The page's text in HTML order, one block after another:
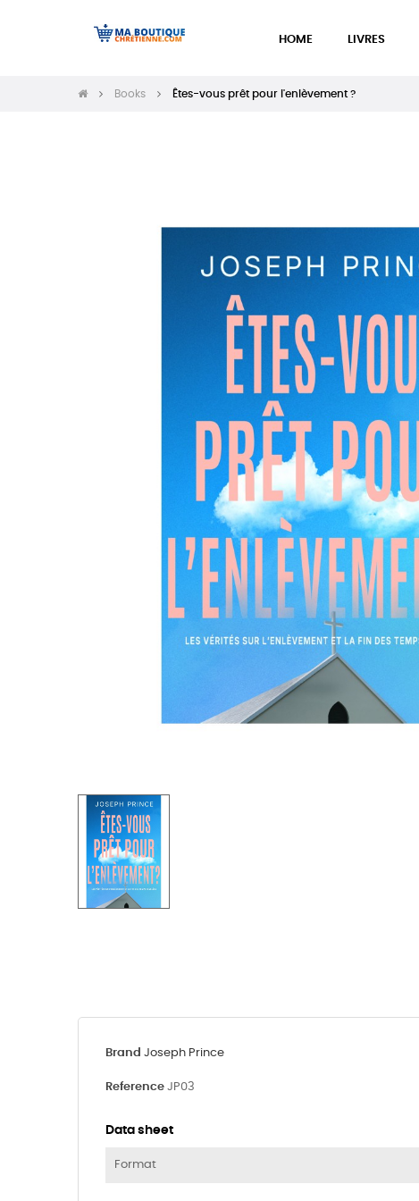
HOME LIVRES
Books Êtes-vous prêt pour l'enlèvement ?
Brand Joseph Prince
Reference JP03
Data sheet
Format